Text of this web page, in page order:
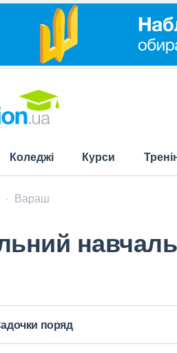
Коледжі Курси
Вараш
поряд